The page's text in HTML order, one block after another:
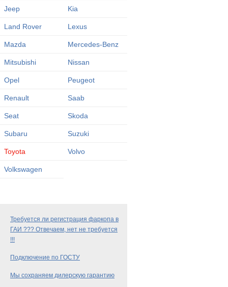
Jeep Kia
Land Rover Lexus
Mazda Mercedes-Benz
Mitsubishi Nissan
Opel Peugeot
Renault Saab
Seat Skoda
Subaru Suzuki
Toyota Volvo
Volkswagen
Требуется ли регистрация фаркопа в
ГАИ ??? Отвечаем, нет не требуется
!!!
Подключение по ГОСТУ
Мы сохраняем дилерскую гарантию